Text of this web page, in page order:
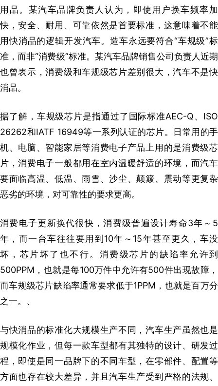
用品。某汽车品牌负责人认为，即使用户换车频率加
快，安全、耐用、可靠依然是首要标准，这意味着不能
用快消品的逻辑开发汽车。造车永远要符合“车规级”标
准，而非“消费级”标准。某汽车品牌销售公司负责人近期
也曾表示，消费级和车规级芯片差别很大，汽车不是快
消品。
据了解，车规级芯片是指通过了国际标准AEC-Q、ISO
26262和IATF 16949等一系列认证的芯片。日常用的手
机、电脑、智能家居等消费电子产品上用的是消费级芯
片，消费电子一般都用在室内温暖舒适的环境，而汽车
要面临高温、低温、雨雪、沙尘、颠簸、震动等更复杂
恶劣的环境，对可靠性的要求更高。
消费电子更新换代很快，消费级普遍设计寿命3年～5
年，而一台车往往要用到10年～15年甚至更久，车没
坏，芯片坏了也不行。消费级芯片的缺陷率允许到
500PPM，也就是每100万件中允许有500件出现故障，
而车规级芯片缺陷率通常要求低于1PPM，也就是百万分
之一。、
与快消品的标准化大规模生产不同，汽车生产虽然也是
规模化作业，但每一款车型都有其独特的设计、研发过
程，即使是同一品牌下的不同车型，在零部件、配置等
方面也存在较大差异，并且汽车生产受到严格的法规、